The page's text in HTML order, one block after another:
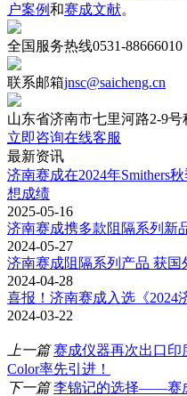
户案例和赛成文献。
全国服务热线0531-88666010
联系邮箱jnsc@saicheng.cn
山东省济南市七里河路2-9
立即咨询在线客服
最新资讯
济南赛成在2024年Smithers
想成绩
2025-05-16
济南赛成携多款阻隔系列新
2024-05-27
济南赛成阻隔系列产品 获
2024-04-28
喜报！济南赛成入选《2024
2024-03-22
上一篇 赛成仪器再次出口印
Color率先引进！
下一篇 李锦记的选择——赛